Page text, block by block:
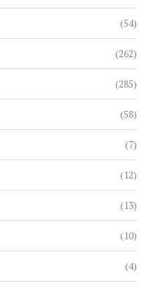
(54)
(262)
(285)
(58)
(7)
(12)
(13)
(10)
(4)